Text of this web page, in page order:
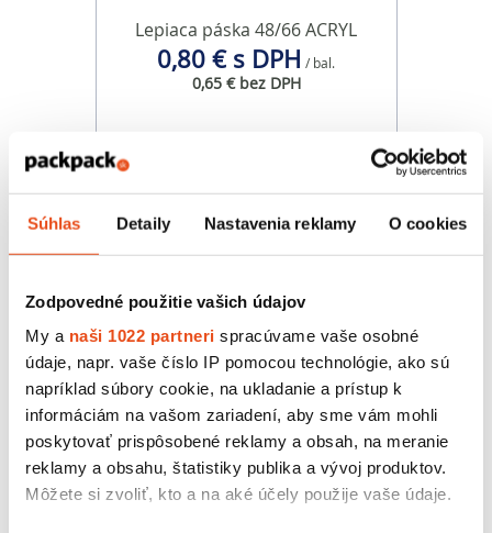
Súhlas Detaily Nastavenia reklamy O cookies
Zodpovedné použitie vašich údajov
My a naši 1022 partneri spracúvame vaše osobné
údaje, napr. vaše číslo IP pomocou technológie, ako sú
napríklad súbory cookie, na ukladanie a prístup k
informáciám na vašom zariadení, aby sme vám mohli
poskytovať prispôsobené reklamy a obsah, na meranie
reklamy a obsahu, štatistiky publika a vývoj produktov.
Môžete si zvoliť, kto a na aké účely použije vaše údaje.
Lepiaca páska 48/66 ACRYL
0,80 € s DPH / bal.
0,65 € bez DPH
Lepiaca páska 48/66 SOLVENT